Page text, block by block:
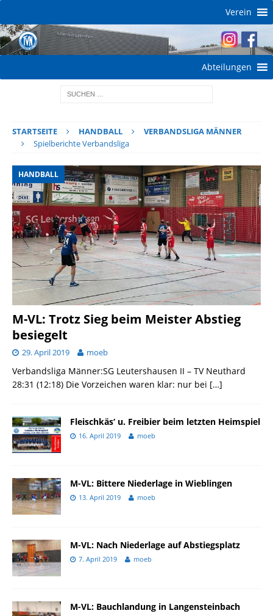
Verein
Abteilungen
STARTSEITE HANDBALL
VERBANDSLIGA MÄNNER
Spielberichte Verbandsliga
HANDBALL
M-VL: Trotz Sieg beim Meister Abstieg
besiegelt
29. April 2019 moeb
Verbandsliga Männer:SG Leutershausen II – TV Neuthard
28:31 (12:18) Die Vorzeichen waren klar: nur bei […]
Fleischkäs‘ u. Freibier beim letzten Heimspiel
16. April 2019 moeb
M-VL: Bittere Niederlage in Wieblingen
13. April 2019 moeb
M-VL: Nach Niederlage auf Abstiegsplatz
7. April 2019 moeb
M-VL: Bauchlandung in Langensteinbach